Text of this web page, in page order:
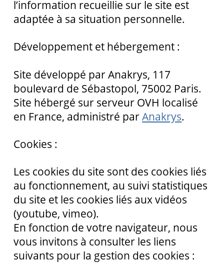
l’information recueillie sur le site est
adaptée à sa situation personnelle.
Développement et hébergement :
Site développé par Anakrys, 117
boulevard de Sébastopol, 75002 Paris.
Site hébergé sur serveur OVH localisé
en France, administré parAnakrys.
Cookies :
Les cookies du site sont des cookies liés
au fonctionnement, au suivi statistiques
du site et les cookies liés aux vidéos
(youtube, vimeo).
En fonction de votre navigateur, nous
vous invitons à consulter les liens
suivants pour la gestion des cookies :